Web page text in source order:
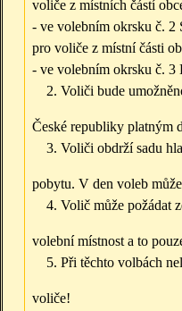
voliče z místních částí
- ve volebním okrsku č. 2
pro voliče z místní části
- ve volebním okrsku č. 3
Voliči bude
České republiky platným
Voliči obdrží sadu
pobytu. V den voleb
Volič může požádat
volební místnost a to
Při těchto volbách
voliče!